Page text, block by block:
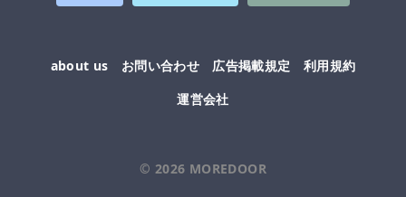
about us お問い合わせ 広告掲載規定
利用規約
運営会社
© 2026 MOREDOOR